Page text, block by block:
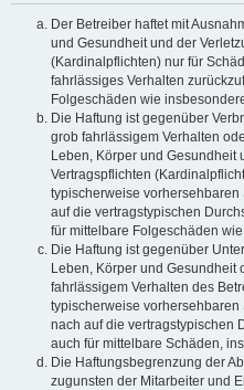
Der Betreiber haftet mit
und Gesundheit und der
(Kardinalpflichten) nur für
fahrlässiges Verhalten
Folgeschäden wie
Die Haftung ist gegenüber
grob fahrlässigem Verhalten
Leben, Körper und Gesundheit
Vertragspflichten
typischerweise
auf die vertragstypischen
für mittelbare Folgeschäden
Die Haftung ist gegenüber
Leben, Körper und Gesundheit
fahrlässigem Verhalten des
typischerweise
nach auf die vertragstypischen
auch für mittelbare Schäden,
Die Haftungsbegrenzung der
zugunsten der Mitarbeiter und